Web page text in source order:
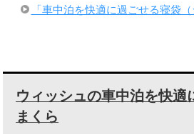
「車中泊を快適に過ごせる寝袋
ウィッシュの車中泊を快
まくら